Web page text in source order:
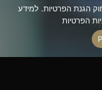
הגנת הפרטיות. למידע
הפרטיות